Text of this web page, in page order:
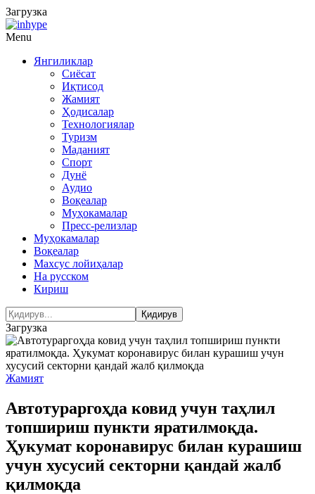
Загрузка
Menu
Янгиликлар
Сиёсат
Иқтисод
Жамият
Ҳодисалар
Технологиялар
Туризм
Маданият
Спорт
Дунё
Аудио
Воқеалар
Муҳокамалар
Пресс-релизлар
Муҳокамалар
Воқеалар
Махсус лойиҳалар
На русском
Кириш
Загрузка
Жамият
Автотураргоҳда ковид учун таҳлил
топшириш пункти яратилмоқда.
Ҳукумат коронавирус билан курашиш
учун хусусий секторни қандай жалб
қилмоқда